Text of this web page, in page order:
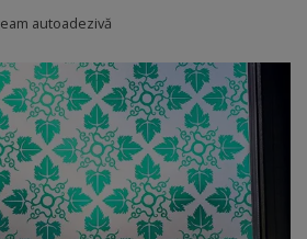
autoadezivă